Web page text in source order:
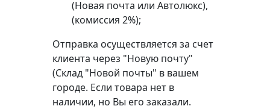
(Новая почта или Автолюкс),
(комиссия 2%);
Отправка осуществляется за счет
клиента через "Новую почту"
(Склад "Новой почты" в вашем
городе. Если товара нет в
наличии, но Вы его заказали.